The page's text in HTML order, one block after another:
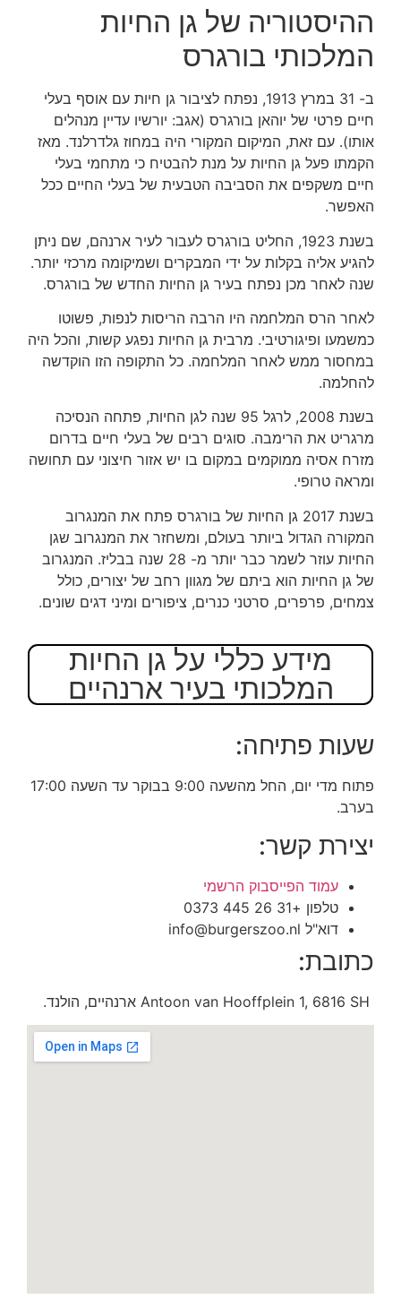
ההיסטוריה של גן החיות
המלכותי בורגרס
ב- 31 במרץ 1913, נפתח לציבור גן חיות עם אוסף בעלי
חיים פרטי של יוהאן בורגרס (אגב: יורשיו עדיין מנהלים
אותו). עם זאת, המיקום המקורי היה במחוז גלדרלנד. מאז
הקמתו פעל גן החיות על מנת להבטיח כי מתחמי בעלי
חיים משקפים את הסביבה הטבעית של בעלי החיים ככל
האפשר.
בשנת 1923, החליט בורגרס לעבור לעיר ארנהם, שם ניתן
להגיע אליה בקלות על ידי המבקרים ושמיקומה מרכזי יותר.
שנה לאחר מכן נפתח בעיר גן החיות החדש של בורגרס.
לאחר הרס המלחמה היו הרבה הריסות לנפות, פשוטו
כמשמעו ופיגורטיבי. מרבית גן החיות נפגע קשות, והכל היה
במחסור ממש לאחר המלחמה. כל התקופה הזו הוקדשה
להחלמה.
בשנת 2008, לרגל 95 שנה לגן החיות, פתחה הנסיכה
מרגריט את הרימבה. סוגים רבים של בעלי חיים בדרום
מזרח אסיה ממוקמים במקום בו יש אזור חיצוני עם תחושה
ומראה טרופי.
בשנת 2017 גן החיות של בורגרס פתח את המנגרוב
המקורה הגדול ביותר בעולם, ומשחזר את המנגרוב שגן
החיות עוזר לשמר כבר יותר מ- 28 שנה בבליז. המנגרוב
של גן החיות הוא ביתם של מגוון רחב של יצורים, כולל
צמחים, פרפרים, סרטני כנרים, ציפורים ומיני דגים שונים.
מידע כללי על גן החיות
המלכותי בעיר ארנהיים
שעות פתיחה:
פתוח מדי יום, החל מהשעה 9:00 בבוקר עד השעה 17:00
בערב.
יצירת קשר:
עמוד הפייסבוק הרשמי
טלפון +31 26 445 0373
דוא"ל info@burgerszoo.nl
כתובת: